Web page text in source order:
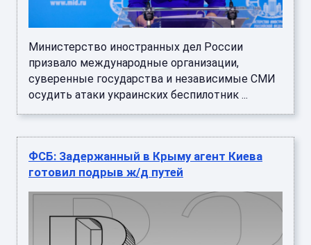
Министерство иностранных дел России
призвало международные организации,
суверенные государства и независимые СМИ
осудить атаки украинских беспилотник ...
ФСБ: Задержанный в Крыму агент Киева
готовил подрыв ж/д путей